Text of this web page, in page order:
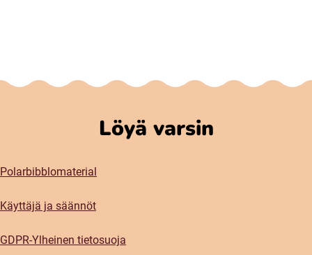
Löyä varsin
Polarbibblomaterial
Käyttäjä ja säännöt
GDPR-Ylheinen tietosuoja